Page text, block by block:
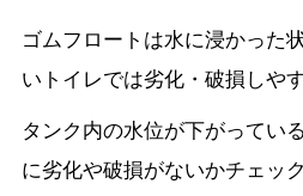
ゴムフロートは水に浸かった
いトイレでは劣化・破損しや
タンク内の水位が下がってい
に劣化や破損がないかチェッ